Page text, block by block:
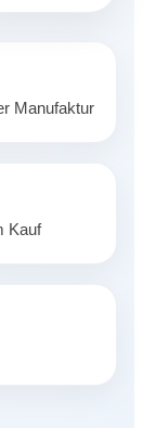
Manufaktur
Kauf